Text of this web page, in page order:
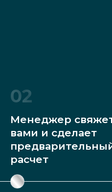
02
Менеджер
вами и сделает
расчет